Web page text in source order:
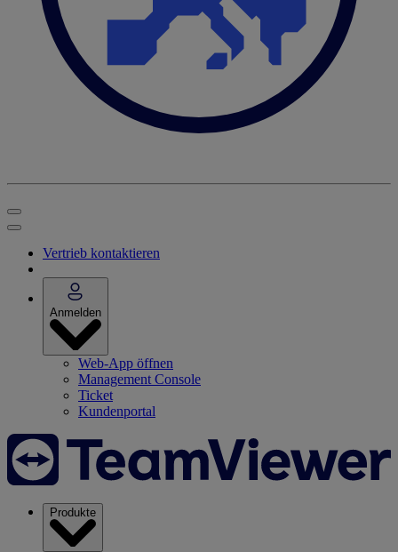
Vertrieb kontaktieren
Anmelden
Web-App öffnen
Management Console
Ticket
Kundenportal
Produkte